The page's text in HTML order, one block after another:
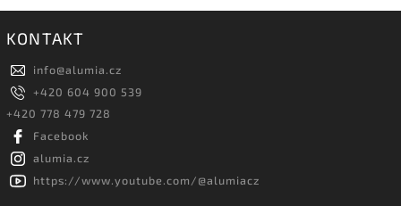
KONTAKT
info@alumia.cz
+420 604 900 539
+420 778 479 728
Facebook
alumia.cz
https://www.youtube.com/@alumiacz